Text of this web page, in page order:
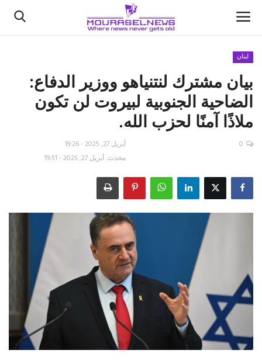
الأخبار
كتّابنا
السعودية
علوم وتكنولوجيا
حياة
لبنان
بيان مشترك لنتنياهو ووزير الدفاع:
الضاحية الجنوبية لبيروت لن تكون
ملاذًا آمنًا لحزب الله.
أبريل 27, 2025 - 19:26
محدث: أبريل 27, 2025 - 19:51
0